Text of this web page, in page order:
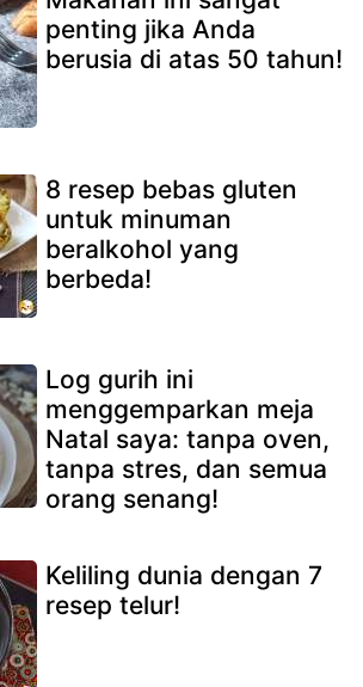
penting jika Anda
berusia di atas 50 tahun!
8 resep bebas gluten
untuk minuman
beralkohol yang
berbeda!
Log gurih ini
menggemparkan meja
Natal saya: tanpa oven,
tanpa stres, dan semua
orang senang!
Keliling dunia dengan 7
resep telur!